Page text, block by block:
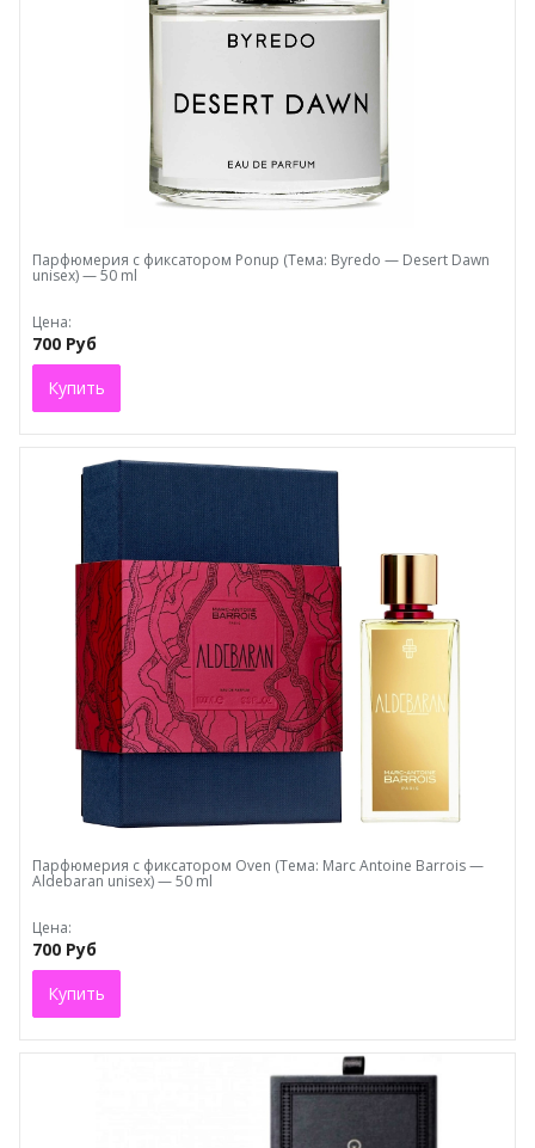
Парфюмерия с фиксатором Ponup (Тема: Byredo — Desert Dawn
unisex) — 50 ml
Цена:
700 Руб
Купить
Парфюмерия с фиксатором Oven (Тема: Marc Antoine Barrois —
Aldebaran unisex) — 50 ml
Цена:
700 Руб
Купить